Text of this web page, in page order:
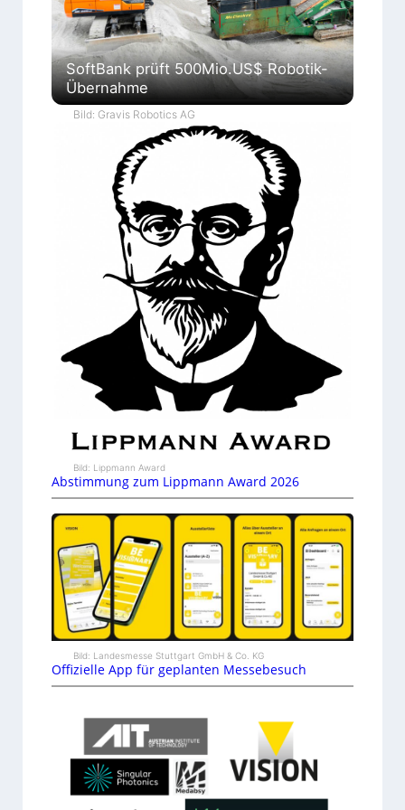
SoftBank prüft 500Mio.US$ Robotik-
Übernahme
Bild: Gravis Robotics AG
Bild: Lippmann Award
Abstimmung zum Lippmann Award 2026
Bild: Landesmesse Stuttgart GmbH & Co. KG
Offizielle App für geplanten Messebesuch